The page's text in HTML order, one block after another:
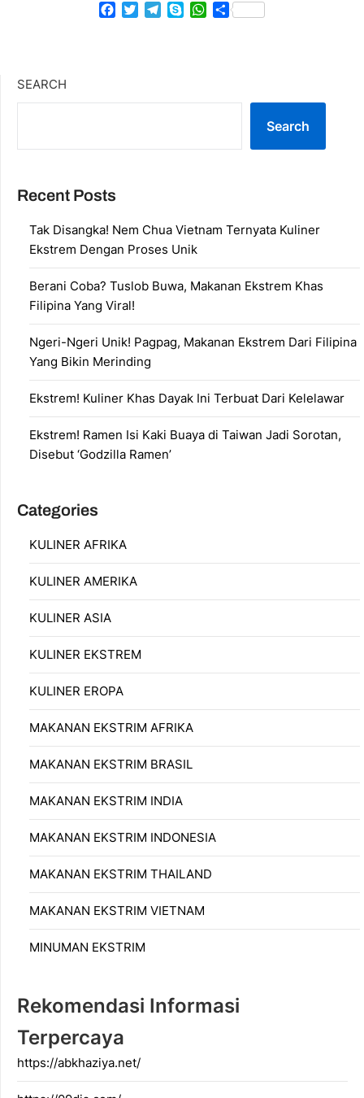
Facebook
TwitterTelegram
SkypeWhatsApp
Share
SEARCH
Search
Recent Posts
Tak Disangka! Nem Chua Vietnam Ternyata Kuliner
Ekstrem Dengan Proses Unik
Berani Coba? Tuslob Buwa, Makanan Ekstrem Khas
Filipina Yang Viral!
Ngeri-Ngeri Unik! Pagpag, Makanan Ekstrem Dari Filipina
Yang Bikin Merinding
Ekstrem! Kuliner Khas Dayak Ini Terbuat Dari Kelelawar
Ekstrem! Ramen Isi Kaki Buaya di Taiwan Jadi Sorotan,
Disebut ‘Godzilla Ramen’
Categories
KULINER AFRIKA
KULINER AMERIKA
KULINER ASIA
KULINER EKSTREM
KULINER EROPA
MAKANAN EKSTRIM AFRIKA
MAKANAN EKSTRIM BRASIL
MAKANAN EKSTRIM INDIA
MAKANAN EKSTRIM INDONESIA
MAKANAN EKSTRIM THAILAND
MAKANAN EKSTRIM VIETNAM
MINUMAN EKSTRIM
Rekomendasi Informasi
Terpercaya
https://abkhaziya.net/